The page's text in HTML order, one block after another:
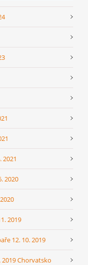
2021
2020
2019
12. 10. 2019
2019 Chorvatsko